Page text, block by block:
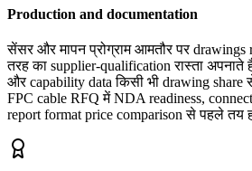
Production and documentation
सेंसर और मापन प्रोग्राम आमतौर पर
तरह का supplier-qualification रास्ता
और capability data किसी भी drawing
FPC cable RFQ में NDA readiness,
report format price comparison से पहले तय